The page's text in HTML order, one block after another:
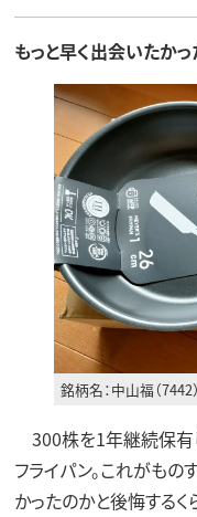
もっと早く出会いたか
銘柄名：中山福（7442）
300株を1年継続保有
フライパン。これがもの
かったのかと後悔するく